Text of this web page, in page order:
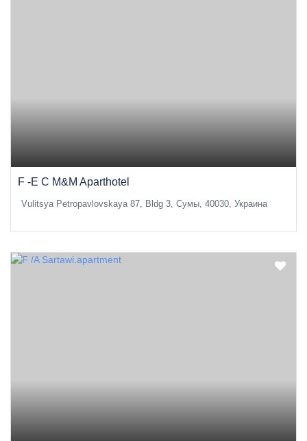
F -E C M&M Aparthotel
Vulitsya Petropavlovskaya 87, Bldg 3, Сумы, 40030, Украина